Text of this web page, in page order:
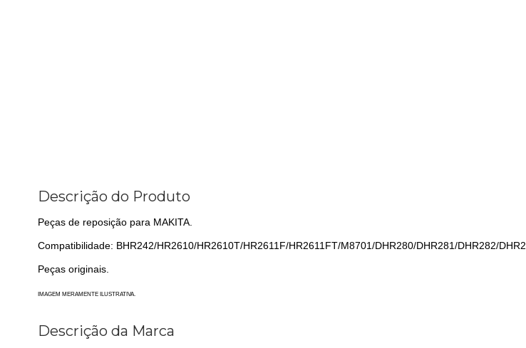
Descrição do Produto
Peças de reposição para MAKITA.
Compatibilidade: BHR242/HR2610/HR2610T/HR2611F/HR2611FT/M8701/DHR280/DHR281/DHR282/
Peças originais.
IMAGEM MERAMENTE ILUSTRATIVA.
Descrição da Marca